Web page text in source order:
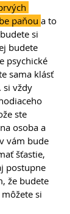
paňou a to
si
budete
psychické
sama klásť
si vždy
ste
osoba a
vám bude
šťastie,
postupne
že budete
si